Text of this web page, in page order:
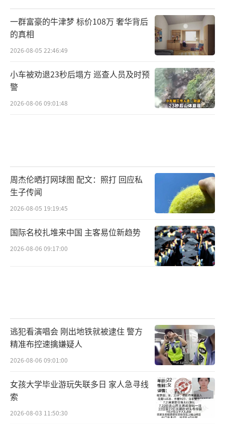
一群富豪的牛津梦 标价108万 奢华背后
的真相
2026-08-05 22:46:49
小车被劝退23秒后塌方 巡查人员及时预
警
2026-08-06 09:01:48
周杰伦晒打网球图 配文：照打 回应私
生子传闻
2026-08-05 19:19:45
国际名校扎堆来中国 主客易位新趋势
2026-08-06 09:17:00
逃犯看演唱会 刚出地铁就被逮住 警方
精准布控速擒嫌疑人
2026-08-06 09:01:00
女孩大学毕业游玩失联多日 家人急寻线
索
2026-08-03 11:50:30